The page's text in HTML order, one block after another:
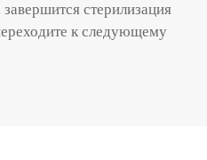
стерилизация
к следующему